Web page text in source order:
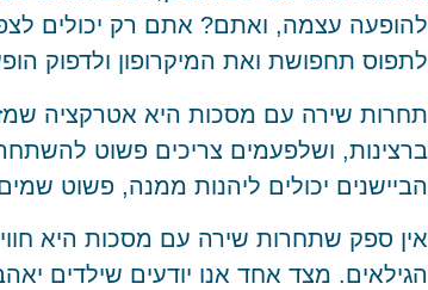
להופעה עצמה, ואתם? אתם רק יכולים
לתפוס תחפושת ואת המיקרופון ולדפוק
תחרות שירה עם מסכות היא אטרקציה
ברצינות, ושלפעמים צריכים פשוט
הביישנים יכולים ליהנות ממנה, פשוט
אין ספק שתחרות שירה עם מסכות היא
הגילאים. מצד אחד אנו יודעים שילדים